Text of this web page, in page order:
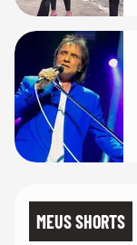
MEUS SHORTS